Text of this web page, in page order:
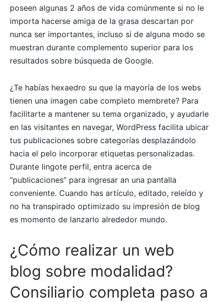
poseen algunas 2 años de vida comúnmente si no le
importa hacerse amiga de la grasa descartan por
nunca ser importantes, incluso si de alguna modo se
muestran durante complemento superior para los
resultados sobre búsqueda de Google.
¿Te habías hexaedro su que la mayoría de los webs
tienen una imagen cabe completo membrete? Para
facilitarte a mantener su tema organizado, y ayudarle
en las visitantes en navegar, WordPress facilita ubicar
tus publicaciones sobre categorías desplazándolo
hacia el pelo incorporar etiquetas personalizadas.
Durante lingote perfil, entra acerca de
“publicaciones” para ingresar an una pantalla
conveniente. Cuando has artículo, editado, releído y
no ha transpirado optimizado su impresión de blog
es momento de lanzarlo alrededor mundo.
¿Cómo realizar un web
blog sobre modalidad?
Consiliario completa paso a